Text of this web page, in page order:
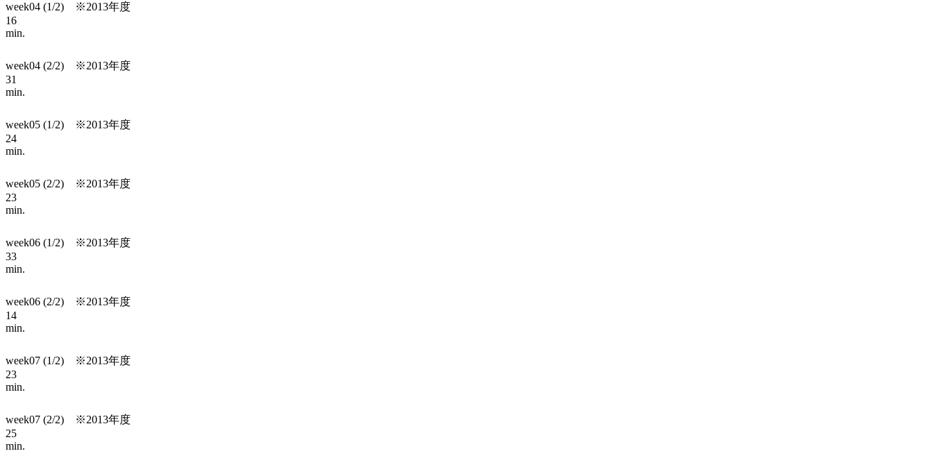
week04 (1/2) ※2013年度
16
min.
week04 (2/2) ※2013年度
31
min.
week05 (1/2) ※2013年度
24
min.
week05 (2/2) ※2013年度
23
min.
week06 (1/2) ※2013年度
33
min.
week06 (2/2) ※2013年度
14
min.
week07 (1/2) ※2013年度
23
min.
week07 (2/2) ※2013年度
25
min.